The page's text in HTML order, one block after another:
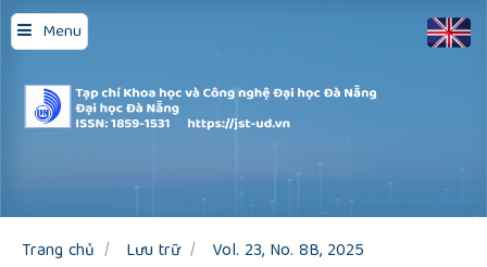
Menu
Quick
jump
to
page
content
Main
Sidebar
Trang chủ Lưu trữ
Vol. 23, No. 8B, 2025